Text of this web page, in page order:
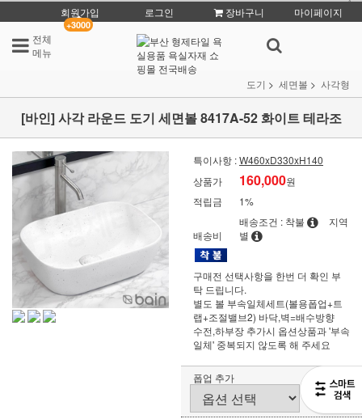
회원가입
+3000
로그인 장바구니
마이페이지
전체
메뉴
도기 세면볼 사각형
[바인] 사각 라운드 도기 세면볼 8417A-52 화이트 테라조
특이사항 :W460xD330xH140
상품가
160,000원
적립금
1%
배송비
배송조건 : 착불
지역
별
구매전 선택사항을 한번 더 확인 부
탁 드립니다.
별도 볼 부속일체세트(볼용폽업+트
랩+조절밸브2) 바닥,벽=배수방향
수전,하부장 추가시 옵션상품과 '부속
일체' 중복되지 않도록 해 주세요
폽업 추가